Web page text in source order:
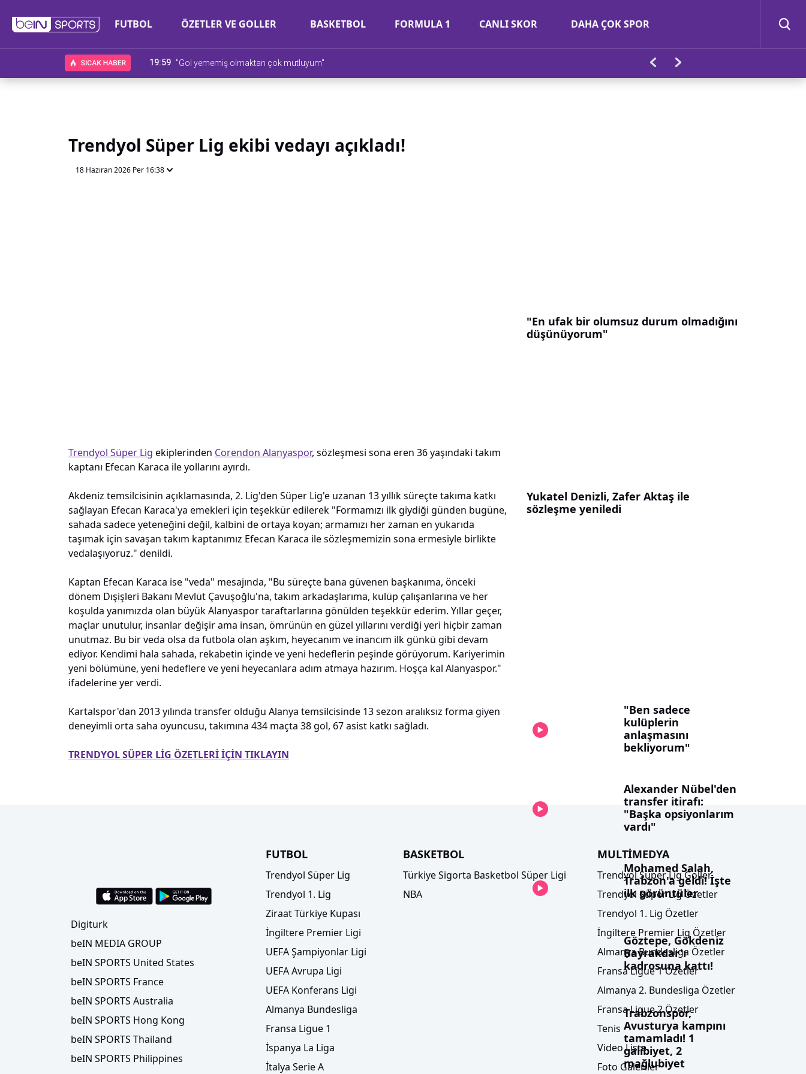
FUTBOL ÖZETLER VE GOLLER BASKETBOL FORMULA 1 CANLI SKOR DAHA ÇOK SPOR
19:59 "Gol yememiş olmaktan çok mutluyum"
Trendyol Süper Lig ekibi vedayı açıkladı!
18 Haziran 2026 Per 16:38
Trendyol Süper Lig ekiplerinden Corendon Alanyaspor, sözleşmesi sona eren 36 yaşındaki takım
kaptanı Efecan Karaca ile yollarını ayırdı.
Akdeniz temsilcisinin açıklamasında, 2. Lig'den Süper Lig'e uzanan 13 yıllık süreçte takıma katkı
sağlayan Efecan Karaca'ya emekleri için teşekkür edilerek "Formamızı ilk giydiği günden bugüne,
sahada sadece yeteneğini değil, kalbini de ortaya koyan; armamızı her zaman en yukarıda
taşımak için savaşan takım kaptanımız Efecan Karaca ile sözleşmemizin sona ermesiyle birlikte
vedalaşıyoruz." denildi.
Kaptan Efecan Karaca ise "veda" mesajında, "Bu süreçte bana güvenen başkanıma, önceki
dönem Dışişleri Bakanı Mevlüt Çavuşoğlu'na, takım arkadaşlarıma, kulüp çalışanlarına ve her
koşulda yanımızda olan büyük Alanyaspor taraftarlarına gönülden teşekkür ederim. Yıllar geçer,
maçlar unutulur, insanlar değişir ama insan, ömrünün en güzel yıllarını verdiği yeri hiçbir zaman
unutmaz. Bu bir veda olsa da futbola olan aşkım, heyecanım ve inancım ilk günkü gibi devam
ediyor. Kendimi hala sahada, rekabetin içinde ve yeni hedeflerin peşinde görüyorum. Kariyerimin
yeni bölümüne, yeni hedeflere ve yeni heyecanlara adım atmaya hazırım. Hoşça kal Alanyaspor."
ifadelerine yer verdi.
Kartalspor'dan 2013 yılında transfer olduğu Alanya temsilcisinde 13 sezon aralıksız forma giyen
deneyimli orta saha oyuncusu, takımına 434 maçta 38 gol, 67 asist katkı sağladı.
TRENDYOL SÜPER LİG ÖZETLERİ İÇİN TIKLAYIN
"En ufak bir olumsuz durum olmadığını
düşünüyorum"
Yukatel Denizli, Zafer Aktaş ile
sözleşme yeniledi
"Ben sadece
kulüplerin
anlaşmasını
bekliyorum"
Alexander Nübel'den
transfer itirafı:
"Başka opsiyonlarım
vardı"
Mohamed Salah,
Trabzon'a geldi! İşte
ilk görüntüler
Göztepe, Gökdeniz
Bayrakdar'ı
kadrosuna kattı!
Trabzonspor,
Avusturya kampını
tamamladı! 1
galibiyet, 2
mağlubiyet
Digiturk
beIN MEDIA GROUP
beIN SPORTS United States
beIN SPORTS France
beIN SPORTS Australia
beIN SPORTS Hong Kong
beIN SPORTS Thailand
beIN SPORTS Philippines
FUTBOL
Trendyol Süper Lig
Trendyol 1. Lig
Ziraat Türkiye Kupası
İngiltere Premier Ligi
UEFA Şampiyonlar Ligi
UEFA Avrupa Ligi
UEFA Konferans Ligi
Almanya Bundesliga
Fransa Ligue 1
İspanya La Liga
İtalya Serie A
BASKETBOL
Türkiye Sigorta Basketbol Süper Ligi
NBA
MULTİMEDYA
Trendyol Süper Lig Goller
Trendyol Süper Lig Özetler
Trendyol 1. Lig Özetler
İngiltere Premier Lig Özetler
Almanya Bundesliga Özetler
Fransa Ligue 1 Özetler
Almanya 2. Bundesliga Özetler
Fransa Ligue 2 Özetler
Tenis
Video Liste
Foto Galeriler